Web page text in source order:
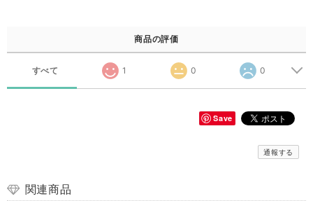
商品の評価
すべて 1 0 0
Save
通報する
関連商品